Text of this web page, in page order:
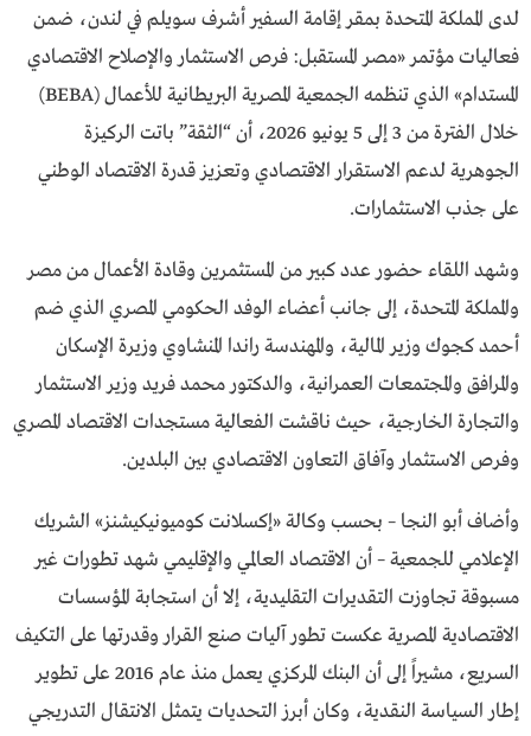
لدى المملكة المتحدة بمقر إقامة السفير أشرف سويلم في لندن، ضمن
فعاليات مؤتمر «مصر المستقبل: فرص الاستثمار والإصلاح الاقتصادي
المستدام» الذي تنظمه الجمعية المصرية البريطانية للأعمال (BEBA)
خلال الفترة من 3 إلى 5 يونيو 2026، أن “الثقة” باتت الركيزة
الجوهرية لدعم الاستقرار الاقتصادي وتعزيز قدرة الاقتصاد الوطني
على جذب الاستثمارات.
وشهد اللقاء حضور عدد كبير من المستثمرين وقادة الأعمال من مصر
والمملكة المتحدة، إلى جانب أعضاء الوفد الحكومي المصري الذي ضم
أحمد كجوك وزير المالية، والمهندسة راندا المنشاوي وزيرة الإسكان
والمرافق والمجتمعات العمرانية، والدكتور محمد فريد وزير الاستثمار
والتجارة الخارجية، حيث ناقشت الفعالية مستجدات الاقتصاد المصري
وفرص الاستثمار وآفاق التعاون الاقتصادي بين البلدين.
وأضاف أبو النجا – بحسب وكالة «إكسلانت كوميونيكيشنز» الشريك
الإعلامي للجمعية – أن الاقتصاد العالمي والإقليمي شهد تطورات غير
مسبوقة تجاوزت التقديرات التقليدية، إلا أن استجابة المؤسسات
الاقتصادية المصرية عكست تطور آليات صنع القرار وقدرتها على التكيف
السريع، مشيراً إلى أن البنك المركزي يعمل منذ عام 2016 على تطوير
إطار السياسة النقدية، وكان أبرز التحديات يتمثل الانتقال التدريجي